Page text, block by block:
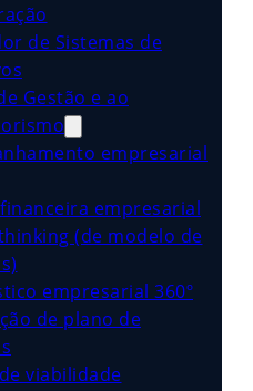
de Sistemas de
Gestão e ao
empresarial
empresarial
(de modelo de
empresarial 360º
de plano de
viabilidade